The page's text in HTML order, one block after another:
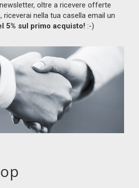
oltre a ricevere offerte
riceverai nella tua casella email un
5% sul primo acquisto! :-)